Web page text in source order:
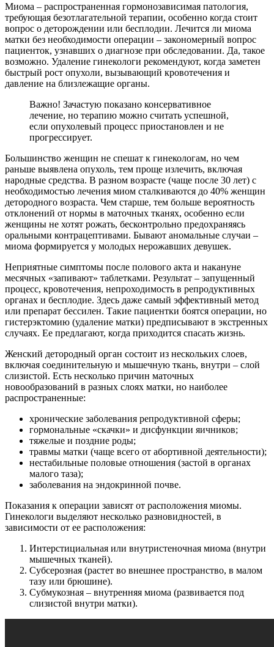
Миома – распространенная гормонозависимая патология,
требующая безотлагательной терапии, особенно когда стоит
вопрос о деторождении или бесплодии. Лечится ли миома
матки без необходимости операции – закономерный вопрос
пациенток, узнавших о диагнозе при обследовании. Да, такое
возможно. Удаление гинекологи рекомендуют, когда заметен
быстрый рост опухоли, вызывающий кровотечения и
давление на близлежащие органы.
Важно! Зачастую показано консервативное
лечение, но терапию можно считать успешной,
если опухолевый процесс приостановлен и не
прогрессирует.
Большинство женщин не спешат к гинекологам, но чем
раньше выявлена опухоль, тем проще излечить, включая
народные средства. В разном возрасте (чаще после 30 лет) с
необходимостью лечения миом сталкиваются до 40% женщин
детородного возраста. Чем старше, тем больше вероятность
отклонений от нормы в маточных тканях, особенно если
женщины не хотят рожать, бесконтрольно предохраняясь
оральными контрацептивами. Бывают аномальные случаи –
миома формируется у молодых нерожавших девушек.
Неприятные симптомы после полового акта и накануне
месячных «запивают» таблетками. Результат – запущенный
процесс, кровотечения, непроходимость в репродуктивных
органах и бесплодие. Здесь даже самый эффективный метод
или препарат бессилен. Такие пациентки боятся операции, но
гистерэктомию (удаление матки) предписывают в экстренных
случаях. Ее предлагают, когда приходится спасать жизнь.
Женский детородный орган состоит из нескольких слоев,
включая соединительную и мышечную ткань, внутри – слой
слизистой. Есть несколько причин маточных
новообразований в разных слоях матки, но наиболее
распространенные:
хронические заболевания репродуктивной сферы;
гормональные «скачки» и дисфункции яичников;
тяжелые и поздние роды;
травмы матки (чаще всего от абортивной деятельности);
нестабильные половые отношения (застой в органах
малого таза);
заболевания на эндокринной почве.
Показания к операции зависят от расположения миомы.
Гинекологи выделяют несколько разновидностей, в
зависимости от ее расположения:
Интерстициальная или внутристеночная миома (внутри
мышечных тканей).
Субсерозная (растет во внешнее пространство, в малом
тазу или брюшине).
Субмукозная – внутренняя миома (развивается под
слизистой внутри матки).